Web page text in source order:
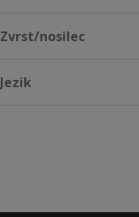
Zvrst/nosilec
Jezik